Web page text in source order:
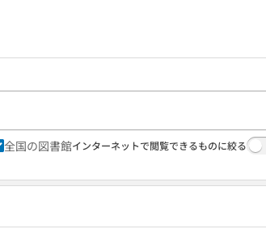
全国の図書館インターネットで閲覧できるものに絞る